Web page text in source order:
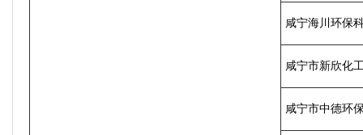
咸宁海川环保
咸宁市新欣化
咸宁市中德环